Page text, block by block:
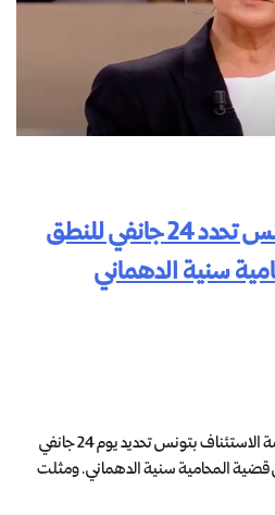
محكمة الاستئناف بتونس تحدد 24 جانفي للنطق
سنية الدهماني
قررت هيئة الدائرة الجناحية بمحكمة الاستئناف بتونس تحديد يوم 24 جانفي
في قضية المحامية سنية الدهماني. ومثلت